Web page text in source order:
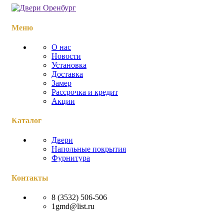
Меню
О нас
Новости
Установка
Доставка
Замер
Рассрочка и кредит
Акции
Каталог
Двери
Напольные покрытия
Фурнитура
Контакты
8 (3532) 506-506
1gmd@list.ru